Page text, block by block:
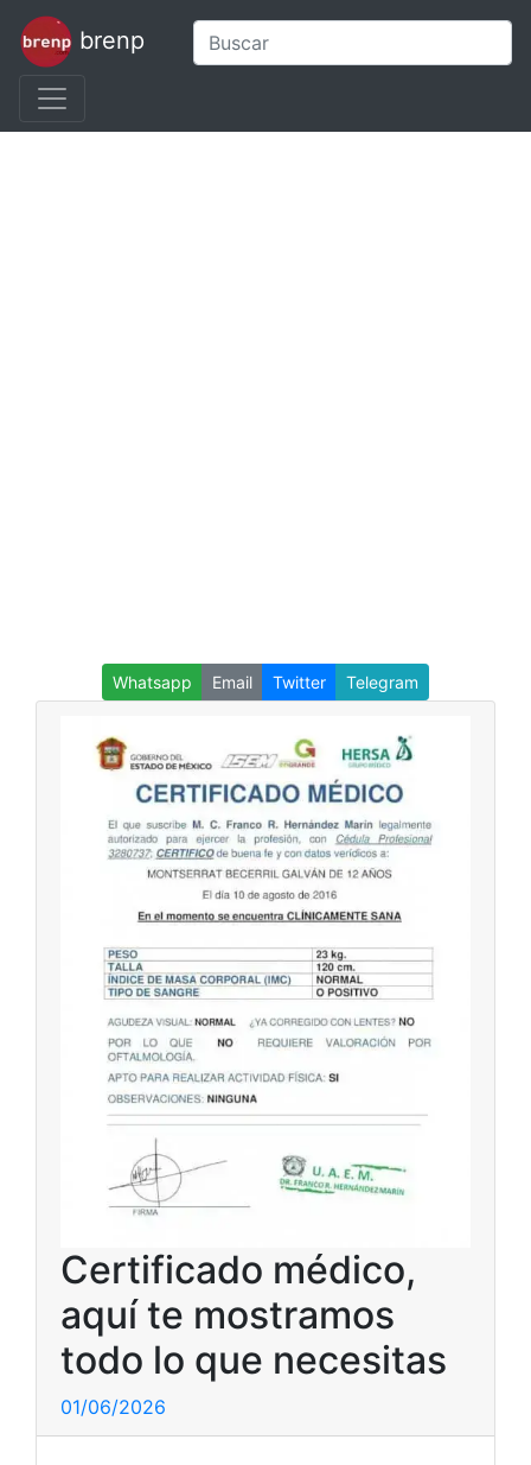
brenp
Whatsapp Email Twitter Telegram
Certificado médico,
aquí te mostramos
todo lo que necesitas
01/06/2026